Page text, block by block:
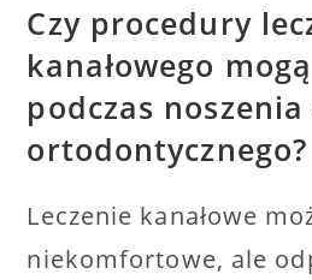
Czy procedury
kanałowego
podczas
ortodontycznego?
Leczenie kanałowe
niekomfortowe, ale